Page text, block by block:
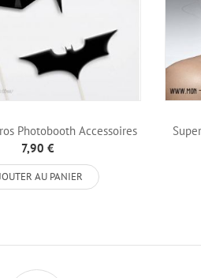
Photobooth Accessoires
2
7,90 €
AU PANIER